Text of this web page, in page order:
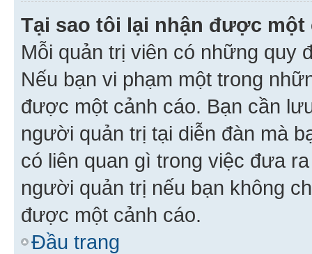
Tại sao tôi lại nhận được một
Mỗi quản trị viên có những quy
Nếu bạn vi phạm một trong
được một cảnh cáo. Bạn cần
người quản trị tại diễn đàn mà
có liên quan gì trong việc đưa
người quản trị nếu bạn không
được một cảnh cáo.
Đầu trang